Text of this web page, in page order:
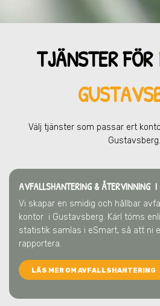
TJÄNSTER FÖR
Välj tjänster som passar ert
Gustavsberg.
AVFALLSHANTERING & ÅTERVINNING I
Vi skapar en smidig och hållbar
kontor i Gustavsberg. Kärl töms
statistik samlas i eSmart, så att ni
rapportera.
LÄS MER OM AVFALLSHANTERING